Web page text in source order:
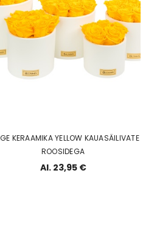
KERAAMIKA YELLOW KAUASÄILIVATE
ROOSIDEGA
Al. 23,95 €